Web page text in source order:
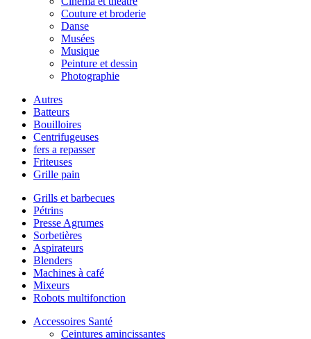
Couture et broderie
Danse
Musées
Musique
Peinture et dessin
Photographie
Autres
Batteurs
Bouilloires
Centrifugeuses
fers a repasser
Friteuses
Grille pain
Grills et barbecues
Pétrins
Presse Agrumes
Sorbetières
Aspirateurs
Blenders
Machines à café
Mixeurs
Robots multifonction
Accessoires Santé
Ceintures amincissantes